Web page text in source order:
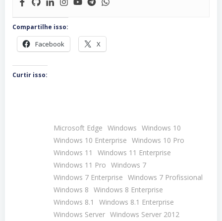
Compartilhe isso:
Facebook X
Curtir isso:
Microsoft Edge Windows Windows 10
Windows 10 Enterprise Windows 10 Pro
Windows 11
Windows 11 Enterprise
Windows 11 Pro Windows 7
Windows 7 Enterprise Windows 7 Profissional
Windows 8 Windows 8 Enterprise
Windows 8.1
Windows 8.1 Enterprise
Windows Server Windows Server 2012